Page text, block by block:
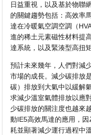
日益重視，以及基於物聯
的關鍵趨勢包括：高效率
達在冷暖氣空調空調（
進的稀土元素磁性材料提
達系統，以及緊湊型高扭
預計未來幾年，人們對減
市場的成長。減少碳排放
碳）排放到大氣中以緩解
求減少溫室氣體排放以應
少碳排放的關注度也越來
動IE5高效馬達的應用，
耗並顯著減少運行過程中